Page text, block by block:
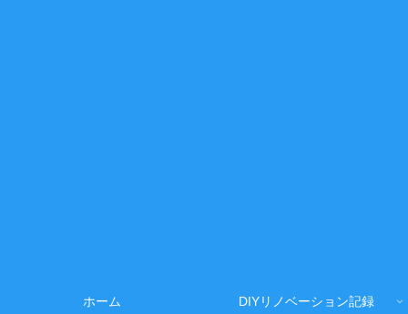
ホーム DIYリノベーション記録